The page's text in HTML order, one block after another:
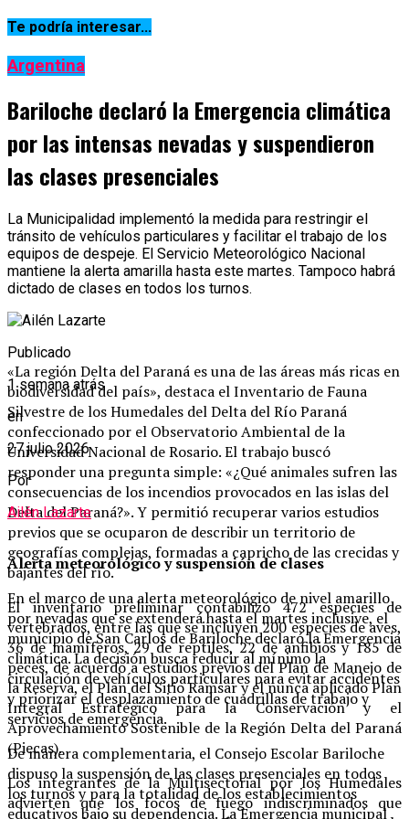
«La región Delta del Paraná es una de las áreas más ricas en
biodiversidad del país», destaca el Inventario de Fauna
Silvestre de los Humedales del Delta del Río Paraná
confeccionado por el Observatorio Ambiental de la
Universidad Nacional de Rosario. El trabajo buscó
responder una pregunta simple: «¿Qué animales sufren las
consecuencias de los incendios provocados en las islas del
Delta del Paraná?». Y permitió recuperar varios estudios
previos que se ocuparon de describir un territorio de
geografías complejas, formadas a capricho de las crecidas y
bajantes del río.
El inventario preliminar contabilizó 472 especies de
vertebrados, entre las que se incluyen 200 especies de aves,
36 de mamíferos, 29 de reptiles, 22 de anfibios y 185 de
peces, de acuerdo a estudios previos del Plan de Manejo de
la Reserva, el Plan del Sitio Ramsar y el nunca aplicado Plan
Integral Estratégico para la Conservación y el
Aprovechamiento Sostenible de la Región Delta del Paraná
(Piecas).
Los integrantes de la Multisectorial por los Humedales
advierten que los focos de fuego indiscriminados que
Te podría interesar...
Argentina
Bariloche declaró la Emergencia climática
por las intensas nevadas y suspendieron
las clases presenciales
La Municipalidad implementó la medida para restringir el
tránsito de vehículos particulares y facilitar el trabajo de los
equipos de despeje. El Servicio Meteorológico Nacional
mantiene la alerta amarilla hasta este martes. Tampoco habrá
dictado de clases en todos los turnos.
Publicado
1 semana atrás
en
27 julio 2026
Por
Ailén Lazarte
Alerta meteorológico y suspensión de clases
En el marco de una alerta meteorológico de nivel amarillo
por nevadas que se extenderá hasta el martes inclusive, el
municipio de San Carlos de Bariloche declaró la Emergencia
climática. La decisión busca reducir al mínimo la
circulación de vehículos particulares para evitar accidentes
y priorizar el desplazamiento de cuadrillas de trabajo y
servicios de emergencia.
De manera complementaria, el Consejo Escolar Bariloche
dispuso la suspensión de las clases presenciales en todos
los turnos y para la totalidad de los establecimientos
educativos bajo su dependencia. La Emergencia municipal